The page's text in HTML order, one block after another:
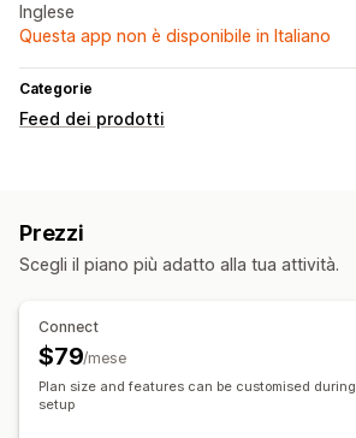
Inglese
Questa app non è disponibile in Italiano
Categorie
Feed dei prodotti
Prezzi
Scegli il piano più adatto alla tua attività.
Connect
$79/mese
Plan size and features can be customised during
setup